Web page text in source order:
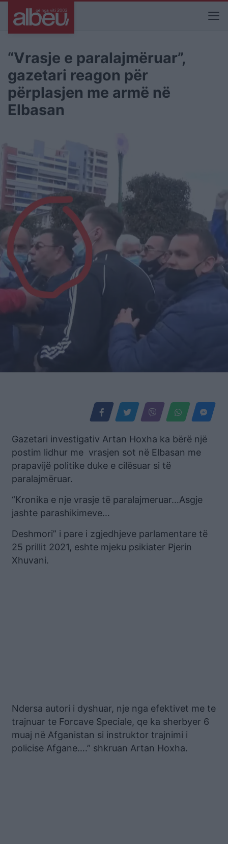
“Vrasje e paralajmëruar”,
gazetari reagon për
përplasjen me armë në
Elbasan
Gazetari investigativ Artan Hoxha ka bërë një
postim lidhur me vrasjen sot në Elbasan me
prapavijë politike duke e cilësuar si të
paralajmëruar.
“Kronika e nje vrasje të paralajmeruar…Asgje
jashte parashikimeve…
Deshmori” i pare i zgjedhjeve parlamentare të
25 prillit 2021, eshte mjeku psikiater Pjerin
Xhuvani.
Ndersa autori i dyshuar, nje nga efektivet me te
trajnuar te Forcave Speciale, qe ka sherbyer 6
muaj në Afganistan si instruktor trajnimi i
policise Afgane….” shkruan Artan Hoxha.